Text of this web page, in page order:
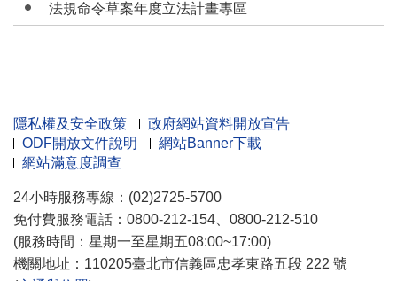
法規命令草案年度立法計畫專區
隱私權及安全政策
政府網站資料開放宣告
ODF開放文件說明
網站Banner下載
網站滿意度調查
24小時服務專線：(02)2725-5700
免付費服務電話：0800-212-154、0800-212-510
(服務時間：星期一至星期五08:00~17:00)
機關地址：110205臺北市信義區忠孝東路五段 222 號